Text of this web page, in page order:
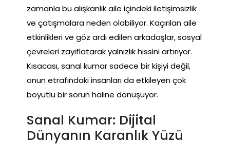
zamanla bu alışkanlık aile içindeki iletişimsizlik
ve çatışmalara neden olabiliyor. Kaçırılan aile
etkinlikleri ve göz ardı edilen arkadaşlar, sosyal
çevreleri zayıflatarak yalnızlık hissini artırıyor.
Kısacası, sanal kumar sadece bir kişiyi değil,
onun etrafındaki insanları da etkileyen çok
boyutlu bir sorun haline dönüşüyor.
Sanal Kumar: Dijital
Dünyanın Karanlık Yüzü